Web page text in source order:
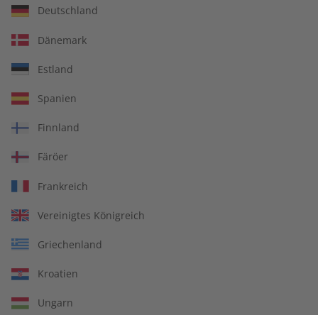
Jahrgang 2025
€ 99,90
Deutschland
Dänemark
Estland
Spanien
Finnland
Färöer
Frankreich
Vereinigtes Königreich
Griechenland
Kroatien
Ungarn